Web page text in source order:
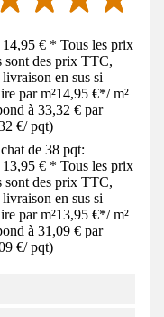
€ * Tous les prix
sont des prix TTC,
en sus si
par m²14,95 €*/ m²
à 33,32 € par
€/ pqt)
de 38 pqt:
€ * Tous les prix
sont des prix TTC,
en sus si
par m²13,95 €*/ m²
à 31,09 € par
€/ pqt)